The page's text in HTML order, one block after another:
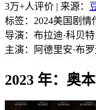
3万+人评价 | 来源：
标签： 2024美国 剧情
导演： 布拉迪·科贝特
主演：
阿德里安·布
2023 年：奥